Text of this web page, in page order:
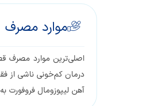
موارد مصرف
اصلی‌ترین موارد مصرف
درمان کم‌خونی ناشی از
آهن لیپوزومال فروفورت